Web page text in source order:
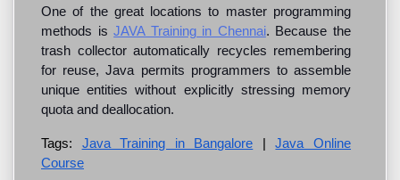
One of the great locations to master programming
methods isJAVA Training in Chennai. Because the
trash collector automatically recycles remembering
for reuse, Java permits programmers to assemble
unique entities without explicitly stressing memory
quota and deallocation.
Tags: Java Training in Bangalore |Java Online
Course